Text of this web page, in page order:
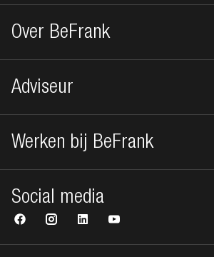
Over BeFrank
Adviseur
Werken bij BeFrank
Social media